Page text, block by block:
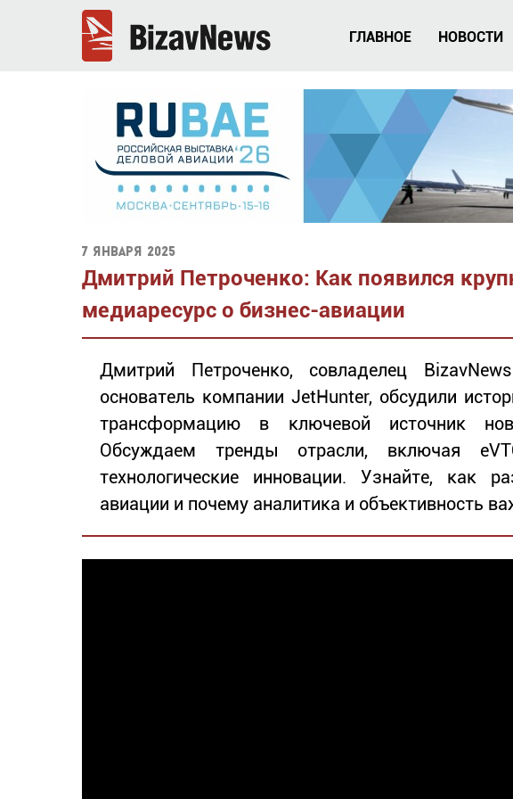
ГЛАВНОЕ НОВОСТИ
7 января 2025
Дмитрий Петроченко: Как появился
медиаресурс о бизнес-авиации
Дмитрий Петроченко, совладелец
основатель компании JetHunter, обсудили
трансформацию в ключевой источник
Обсуждаем тренды отрасли, включая
технологические инновации. Узнайте, как
авиации и почему аналитика и объективность